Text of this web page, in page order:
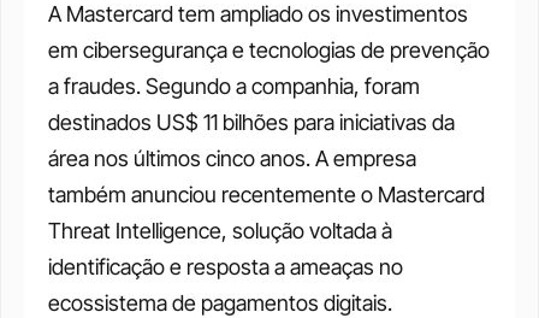
A Mastercard tem ampliado os investimentos
em cibersegurança e tecnologias de prevenção
a fraudes. Segundo a companhia, foram
destinados US$ 11 bilhões para iniciativas da
área nos últimos cinco anos. A empresa
também anunciou recentemente o Mastercard
Threat Intelligence, solução voltada à
identificação e resposta a ameaças no
ecossistema de pagamentos digitais.